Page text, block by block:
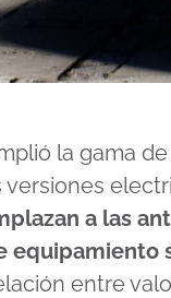
la gama
a las
equipamiento
entre